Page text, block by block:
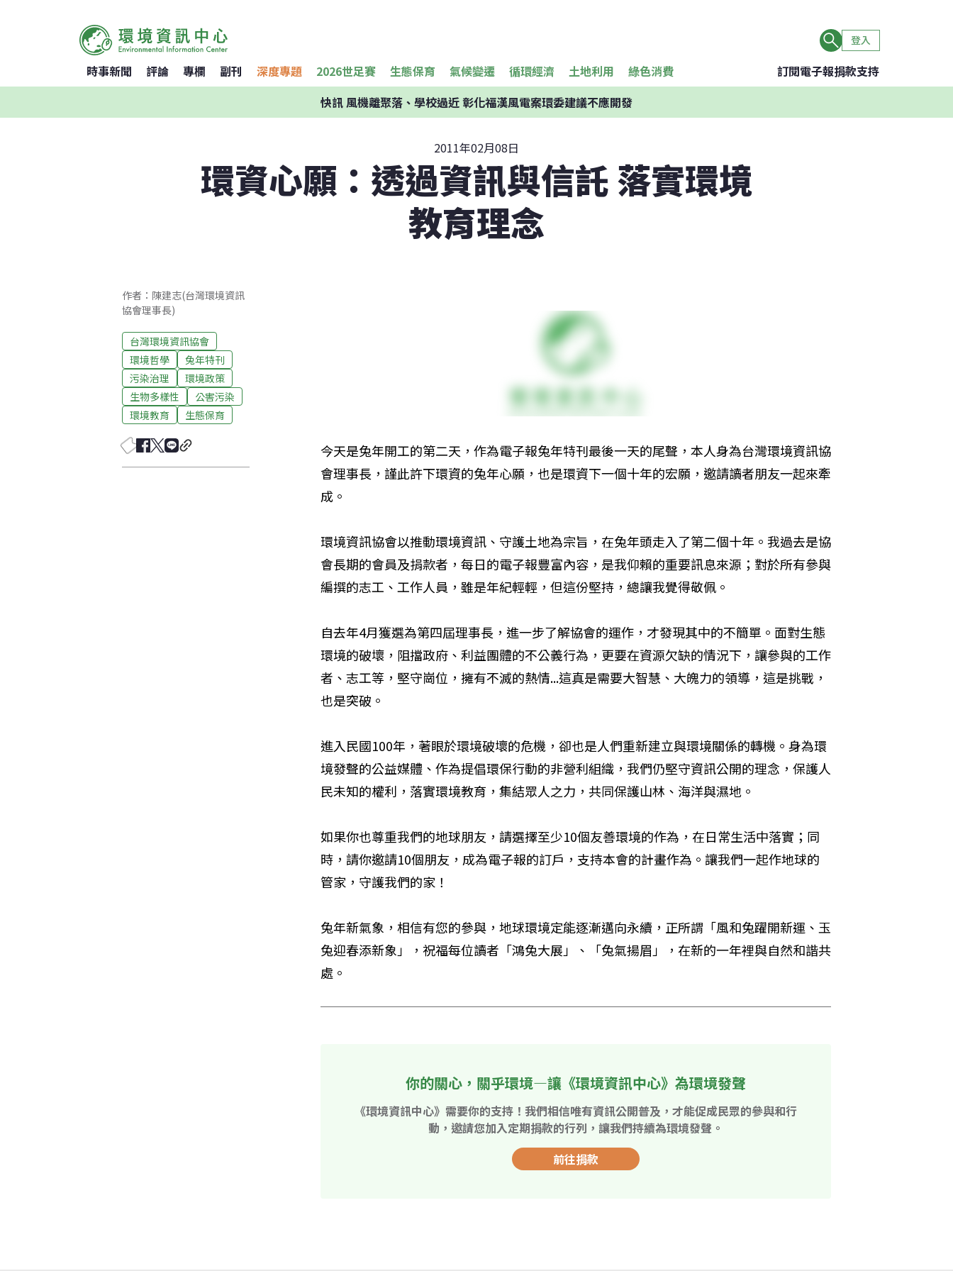
登入
時事新聞 評論 專欄 副刊 深度專題 2026世足賽 生態保育 氣候變遷 循環經濟 土地利用 綠色消費 訂閱電子報捐款支持
快訊風機離聚落、學校過近 彰化福漢風電案環委建議不應開發
2011年02月08日
環資心願：透過資訊與信託 落實環境
教育理念
作者：陳建志(台灣環境資訊
協會理事長)
台灣環境資訊協會
環境哲學
兔年特刊
污染治理
環境政策
生物多樣性
公害污染
環境教育
生態保育
今天是兔年開工的第二天，作為電子報兔年特刊最後一天的尾聲，本人身為台灣環境資訊協
會理事長，謹此許下環資的兔年心願，也是環資下一個十年的宏願，邀請讀者朋友一起來牽
成。
環境資訊協會以推動環境資訊、守護土地為宗旨，在兔年頭走入了第二個十年。我過去是協
會長期的會員及捐款者，每日的電子報豐富內容，是我仰賴的重要訊息來源；對於所有參與
編撰的志工、工作人員，雖是年紀輕輕，但這份堅持，總讓我覺得敬佩。
自去年4月獲選為第四屆理事長，進一步了解協會的運作，才發現其中的不簡單。面對生態
環境的破壞，阻擋政府、利益團體的不公義行為，更要在資源欠缺的情況下，讓參與的工作
者、志工等，堅守崗位，擁有不滅的熱情...這真是需要大智慧、大魄力的領導，這是挑戰，
也是突破。
進入民國100年，著眼於環境破壞的危機，卻也是人們重新建立與環境關係的轉機。身為環
境發聲的公益媒體、作為提倡環保行動的非營利組織，我們仍堅守資訊公開的理念，保護人
民未知的權利，落實環境教育，集結眾人之力，共同保護山林、海洋與濕地。
如果你也尊重我們的地球朋友，請選擇至少10個友善環境的作為，在日常生活中落實；同
時，請你邀請10個朋友，成為電子報的訂戶，支持本會的計畫作為。讓我們一起作地球的
管家，守護我們的家！
兔年新氣象，相信有您的參與，地球環境定能逐漸邁向永續，正所謂「風和兔躍開新運、玉
兔迎春添新象」，祝福每位讀者「鴻兔大展」、「兔氣揚眉」，在新的一年裡與自然和諧共
處。
你的關心，關乎環境—讓《環境資訊中心》為環境發聲
《環境資訊中心》需要你的支持！我們相信唯有資訊公開普及，才能促成民眾的參與和行
動，邀請您加入定期捐款的行列，讓我們持續為環境發聲。
前往捐款